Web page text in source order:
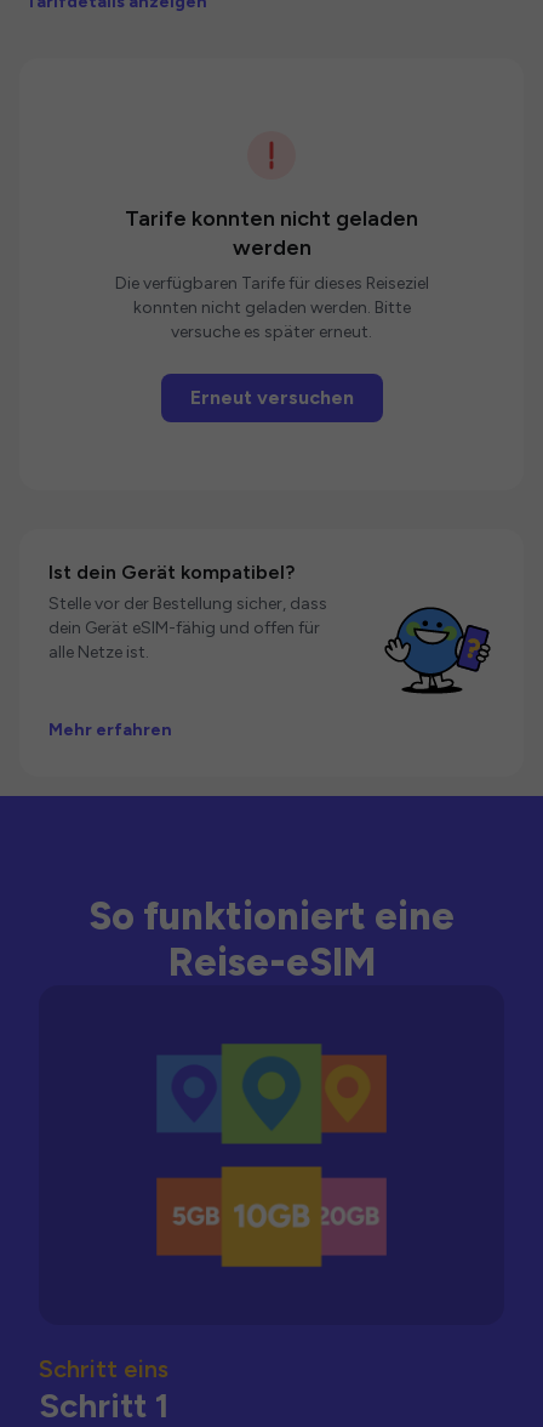
Tarife konnten nicht geladen
werden
Die verfügbaren Tarife für dieses Reiseziel
konnten nicht geladen werden. Bitte
versuche es später erneut.
Erneut versuchen
Ist dein Gerät kompatibel?
Stelle vor der Bestellung sicher, dass
dein Gerät eSIM-fähig und offen für
alle Netze ist.
Mehr erfahren
So funktioniert eine
Reise-eSIM
Schritt eins
Schritt 1